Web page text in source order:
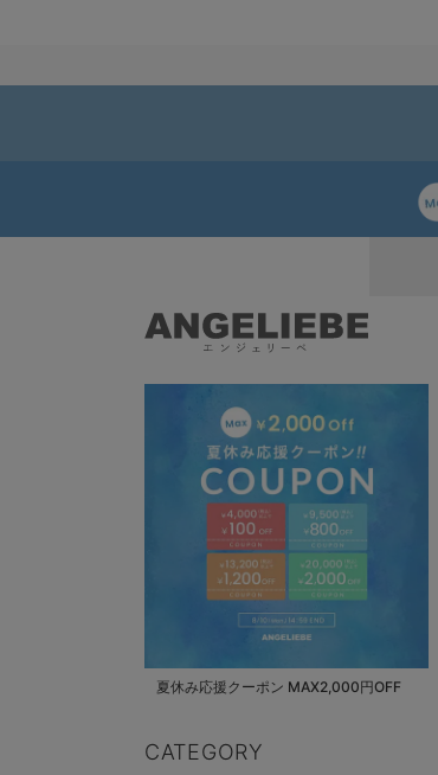
夏休み応援クーポン MAX2,000円OFF
CATEGORY